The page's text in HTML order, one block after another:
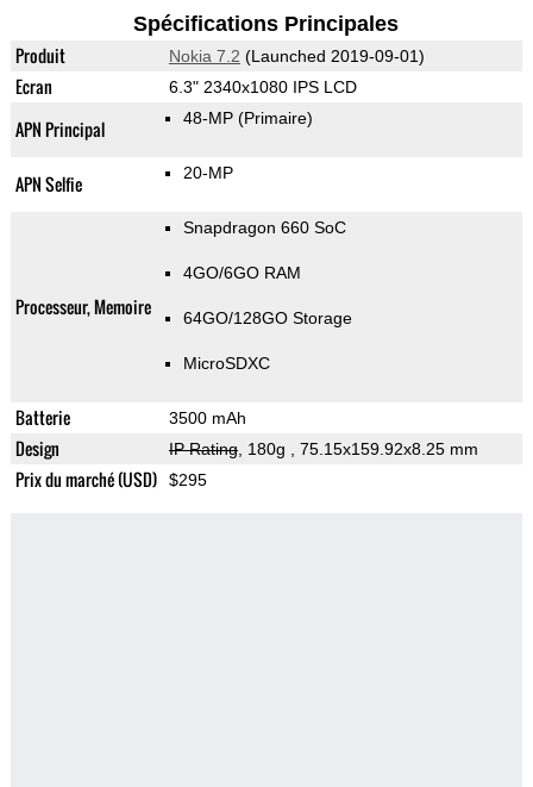
Spécifications Principales
Produit Nokia 7.2 (Launched 2019-09-01)
Ecran 6.3" 2340x1080 IPS LCD
APN Principal 48-MP (Primaire)
APN Selfie 20-MP
Processeur, Memoire
Snapdragon 660 SoC
4GO/6GO RAM
64GO/128GO Storage
MicroSDXC
Batterie 3500 mAh
Design IP Rating, 180g , 75.15x159.92x8.25 mm
Prix du marché (USD) $295